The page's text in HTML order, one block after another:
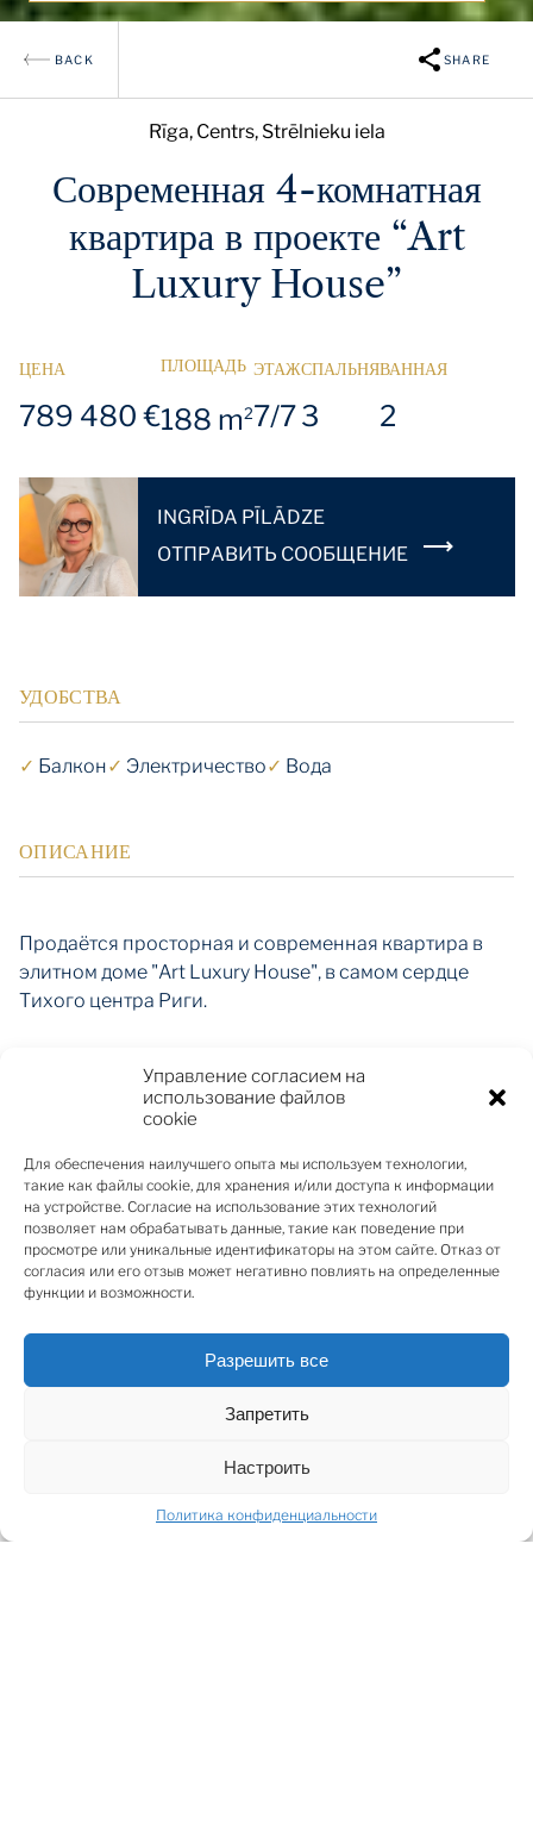
Управление согласием на
использование файлов
cookie
Для обеспечения наилучшего опыта мы используем технологии,
такие как файлы cookie, для хранения и/или доступа к информации
на устройстве. Согласие на использование этих технологий
позволяет нам обрабатывать данные, такие как поведение при
просмотре или уникальные идентификаторы на этом сайте. Отказ от
согласия или его отзыв может негативно повлиять на определенные
функции и возможности.
Разрешить все
Запретить
Настроить
Политика конфиденциальности
BACK SHARE
Rīga, Centrs, Strēlnieku iela
Современная 4-комнатная
квартира в проекте “Art
Luxury House”
ЦЕНА
789 480 €
ПЛОЩАДЬ
188 m2
ЭТАЖ
7/7
СПАЛЬНЯ
3
ВАННАЯ
2
INGRĪDA PĪLĀDZE
OТПРАВИТЬ СООБЩЕНИЕ
УДОБСТВА
✓ Балкон✓ Электричество✓ Вода
ОПИСАНИЕ
Продаётся просторная и современная квартира в
элитном доме "Art Luxury House", в самом сердце
Тихого центра Риги.
Планировка: гостиная, 3 спальни, 2 ванные комнаты,
хозяйственное помещение
Полностью оборудованная кухня и санузлы
Умная система отопления в каждой комнате
Квaртира полностью готова к проживанию
Преимущества дома:
Закрытый, благоустроенный двор
Лифт
Подземная парковка (за доп. плату)
Ул. Стрелниеку 7, вход со стороны улицы
Поблизости улицы: Альберта, Антонияс, Элизабетес